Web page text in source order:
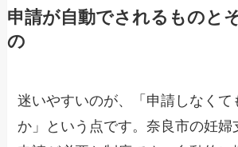
申請が自動でされるものと
の
迷いやすいのが、「申請しなくて
か」という点です。奈良市の妊婦